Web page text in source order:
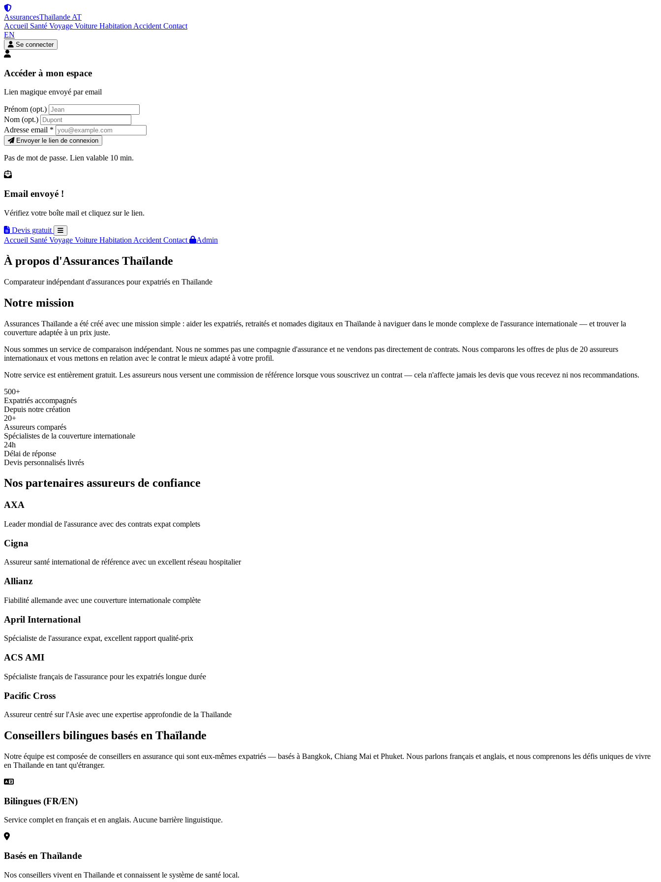
AssurancesThaïlande AT
Accueil Santé Voyage Voiture Habitation Accident Contact
EN
Se connecter
Accéder à mon espace
Lien magique envoyé par email
Prénom (opt.)
Nom (opt.)
Adresse email *
Envoyer le lien de connexion
Pas de mot de passe. Lien valable 10 min.
Email envoyé !
Vérifiez votre boîte mail et cliquez sur le lien.
Devis gratuit
Accueil Santé Voyage Voiture Habitation Accident Contact Admin
À propos d'Assurances Thaïlande
Comparateur indépendant d'assurances pour expatriés en Thaïlande
Notre mission
Assurances Thaïlande a été créé avec une mission simple : aider les expatriés, retraités et nomades digitaux en Thaïlande à naviguer dans le monde complexe de l'assurance internationale — et trouver la
couverture adaptée à un prix juste.
Nous sommes un service de comparaison indépendant. Nous ne sommes pas une compagnie d'assurance et ne vendons pas directement de contrats. Nous comparons les offres de plus de 20 assureurs
internationaux et vous mettons en relation avec le contrat le mieux adapté à votre profil.
Notre service est entièrement gratuit. Les assureurs nous versent une commission de référence lorsque vous souscrivez un contrat — cela n'affecte jamais les devis que vous recevez ni nos recommandations.
500+
Expatriés accompagnés
Depuis notre création
20+
Assureurs comparés
Spécialistes de la couverture internationale
24h
Délai de réponse
Devis personnalisés livrés
Nos partenaires assureurs de confiance
AXA
Leader mondial de l'assurance avec des contrats expat complets
Cigna
Assureur santé international de référence avec un excellent réseau hospitalier
Allianz
Fiabilité allemande avec une couverture internationale complète
April International
Spécialiste de l'assurance expat, excellent rapport qualité-prix
ACS AMI
Spécialiste français de l'assurance pour les expatriés longue durée
Pacific Cross
Assureur centré sur l'Asie avec une expertise approfondie de la Thaïlande
Conseillers bilingues basés en Thaïlande
Notre équipe est composée de conseillers en assurance qui sont eux-mêmes expatriés — basés à Bangkok, Chiang Mai et Phuket. Nous parlons français et anglais, et nous comprenons les défis uniques de vivre
en Thaïlande en tant qu'étranger.
Bilingues (FR/EN)
Service complet en français et en anglais. Aucune barrière linguistique.
Basés en Thaïlande
Nos conseillers vivent en Thaïlande et connaissent le système de santé local.